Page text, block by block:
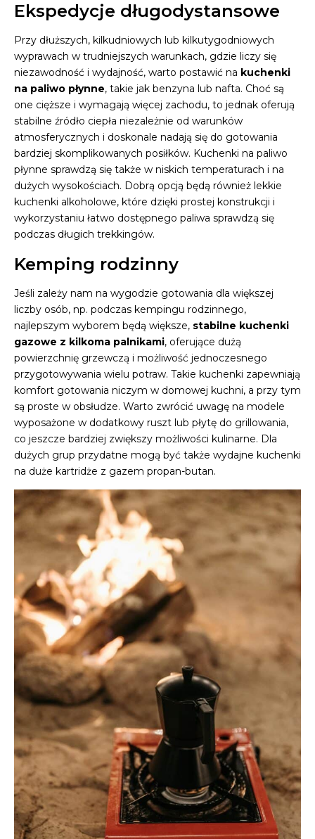
Ekspedycje długodystansowe
Przy dłuższych, kilkudniowych lub kilkutygodniowych
wyprawach w trudniejszych warunkach, gdzie liczy się
niezawodność i wydajność, warto postawić na kuchenki
na paliwo płynne, takie jak benzyna lub nafta. Choć są
one cięższe i wymagają więcej zachodu, to jednak oferują
stabilne źródło ciepła niezależnie od warunków
atmosferycznych i doskonale nadają się do gotowania
bardziej skomplikowanych posiłków. Kuchenki na paliwo
płynne sprawdzą się także w niskich temperaturach i na
dużych wysokościach. Dobrą opcją będą również lekkie
kuchenki alkoholowe, które dzięki prostej konstrukcji i
wykorzystaniu łatwo dostępnego paliwa sprawdzą się
podczas długich trekkingów.
Kemping rodzinny
Jeśli zależy nam na wygodzie gotowania dla większej
liczby osób, np. podczas kempingu rodzinnego,
najlepszym wyborem będą większe, stabilne kuchenki
gazowe z kilkoma palnikami, oferujące dużą
powierzchnię grzewczą i możliwość jednoczesnego
przygotowywania wielu potraw. Takie kuchenki zapewniają
komfort gotowania niczym w domowej kuchni, a przy tym
są proste w obsłudze. Warto zwrócić uwagę na modele
wyposażone w dodatkowy ruszt lub płytę do grillowania,
co jeszcze bardziej zwiększy możliwości kulinarne. Dla
dużych grup przydatne mogą być także wydajne kuchenki
na duże kartridże z gazem propan-butan.